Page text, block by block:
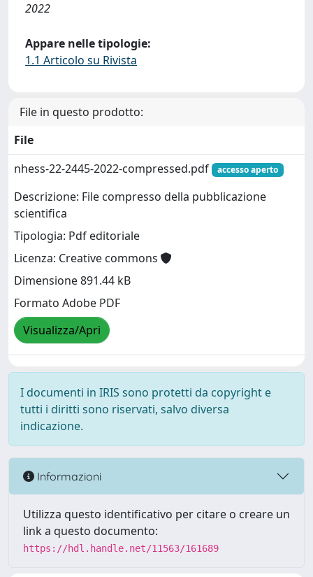
2022
Appare nelle tipologie:
1.1 Articolo su Rivista
File in questo prodotto:
File
nhess-22-2445-2022-compressed.pdf
accesso aperto
Descrizione: File compresso della pubblicazione
scientifica
Tipologia: Pdf editoriale
Licenza: Creative commons
Dimensione 891.44 kB
Formato Adobe PDF
Visualizza/Apri
I documenti in IRIS sono protetti da copyright e
tutti i diritti sono riservati, salvo diversa
indicazione.
Informazioni
Utilizza questo identificativo per citare o creare un
link a questo documento:
https://hdl.handle.net/11563/161689